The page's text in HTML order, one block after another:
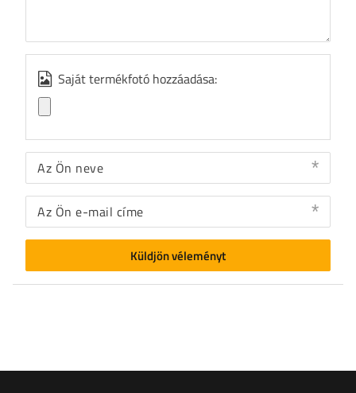
Saját termékfotó hozzáadása:
Az Ön neve
Az Ön e-mail címe
Küldjön véleményt